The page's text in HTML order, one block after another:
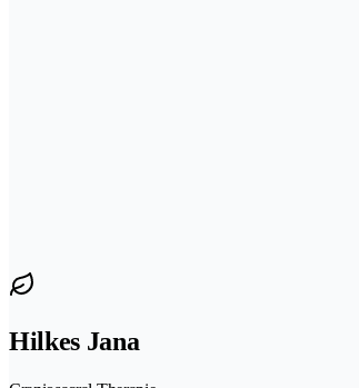
Hilkes Jana